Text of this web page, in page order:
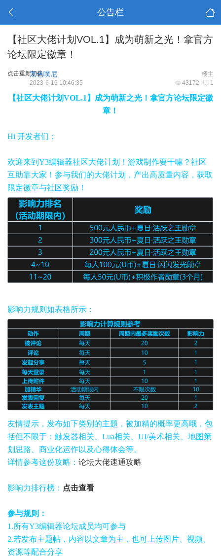
公告栏
【社区大佬计划VOL.1】成为萌新之光！拿官方
论坛限定徽章！
点击重新加载 楼主
黑色噗尼
43172 1
2023-6-16 10:46:35
【社区大佬计划VOL.1】成为萌新之光！拿官方论坛限定徽
章！
Hi 开发者们：
欢迎来到Y3编辑器社区大佬计划！游戏制作要干嘛？社区
互助靠大家！参与我们的大佬计划，产出高质量内容，获取
限定徽章与社区奖励！
影响力规则如表格所示：
友情提示，发布如下类别的主题，被加精的概率更高哦，包
括但不限于：触发器相关、Lua相关、UI/美术相关、地图策
划思路、商业化运作以及心得体会等。
详情参考这份攻略： 论坛大佬速通攻略
影响力排行榜： 点击查看
参与规则：
1.所有Y3编辑器论坛成员均可参与
2.若发布主题帖，内容以文章为主，也可上传图片、视频、
资源等配合分享